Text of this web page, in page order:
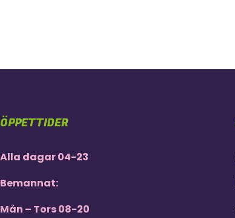
ÖPPETTIDER
Alla dagar 04-23
Bemannat:
Mån – Tors 08-20